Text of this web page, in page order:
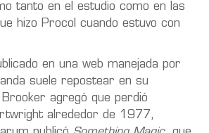
tanto en el estudio como en las
hizo Procol cuando estuvo con
en una web manejada por
suele repostear en su
Brooker agregó que perdió
alrededor de 1977,